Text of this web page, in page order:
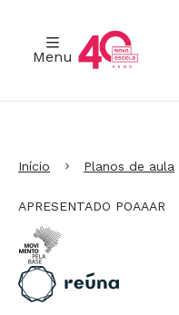
Menu
Início Planos de aula
APRESENTADO POAAAR